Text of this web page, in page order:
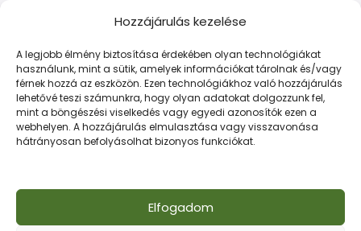
Hozzájárulás kezelése
A legjobb élmény biztosítása érdekében olyan technológiákat
használunk, mint a sütik, amelyek információkat tárolnak és/vagy
férnek hozzá az eszközön. Ezen technológiákhoz való hozzájárulás
lehetővé teszi számunkra, hogy olyan adatokat dolgozzunk fel,
mint a böngészési viselkedés vagy egyedi azonosítók ezen a
webhelyen. A hozzájárulás elmulasztása vagy visszavonása
hátrányosan befolyásolhat bizonyos funkciókat.
Elfogadom
50/75/100
Opciók Választása
50/75/100
Opciók Választása